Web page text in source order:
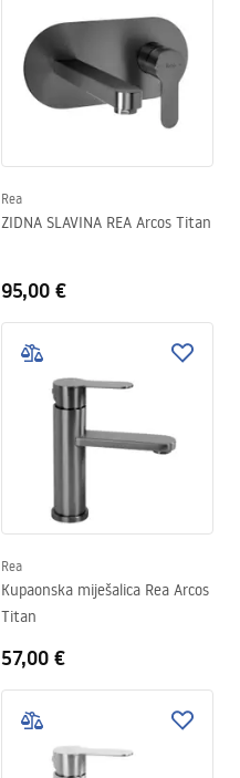
Rea
ZIDNA SLAVINA REA Arcos Titan
95,00 €
Rea
Kupaonska miješalica Rea Arcos
Titan
57,00 €